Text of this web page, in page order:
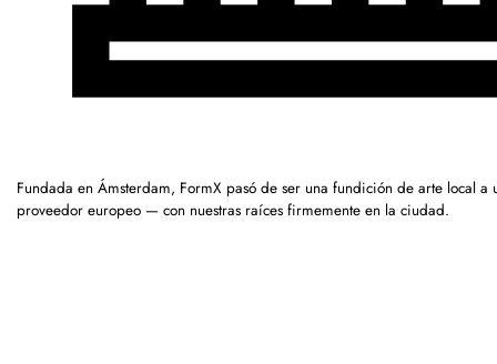
Fundada en Ámsterdam, FormX pasó de ser una fundición de arte local a
proveedor europeo — con nuestras raíces firmemente en la ciudad.